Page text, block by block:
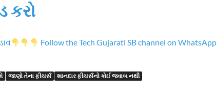
કરો
Follow the Tech Gujarati SB channel on WhatsApp
જાણો તેના ફીચર્સ શાનદાર ફીચર્સનો કોઈ જવાબ નથી